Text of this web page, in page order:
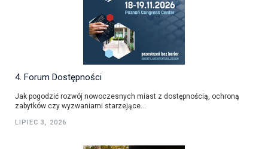
4. Forum Dostępności
Jak pogodzić rozwój nowoczesnych miast z dostępnością, ochroną
zabytków czy wyzwaniami starzejące...
LIPIEC 3, 2026